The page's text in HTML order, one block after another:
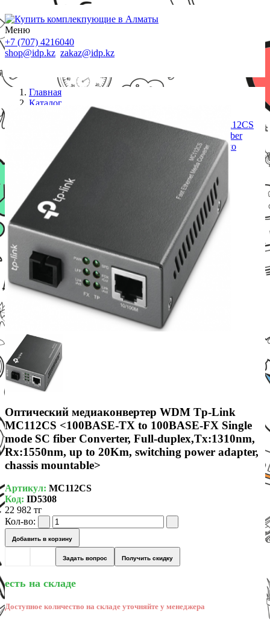
Меню
+7 (707) 4216040
shop@idp.kz zakaz@idp.kz
Главная
Каталог
Медиаконвертеры
Оптический медиаконвертер WDM Tp-Link MC112CS
<100BASE-TX to 100BASE-FX Single mode SC fiber
Converter, Full-duplex,Tx:1310nm, Rx:1550nm, up to
20Km, switching power adapter, chassis mountable>
Оптический медиаконвертер WDM Tp-Link
MC112CS <100BASE-TX to 100BASE-FX Single
mode SC fiber Converter, Full-duplex,Tx:1310nm,
Rx:1550nm, up to 20Km, switching power adapter,
chassis mountable>
Артикул: MC112CS
Код: ID5308
22 982 тг
Кол-во:
Добавить в корзину
Задать вопрос Получить скидку
есть на складе
Доступное количество на складе уточняйте у менеджера